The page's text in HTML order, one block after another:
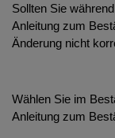
Sollten Sie
Anleitung zum
Änderung nicht
Wählen Sie im
Anleitung zum